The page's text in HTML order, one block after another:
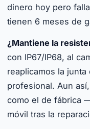
dinero hoy pero
tienen 6 meses de
¿Mantiene la
con IP67/IP68, al
reaplicamos la
profesional. Aun
como el de fábrica
móvil tras la